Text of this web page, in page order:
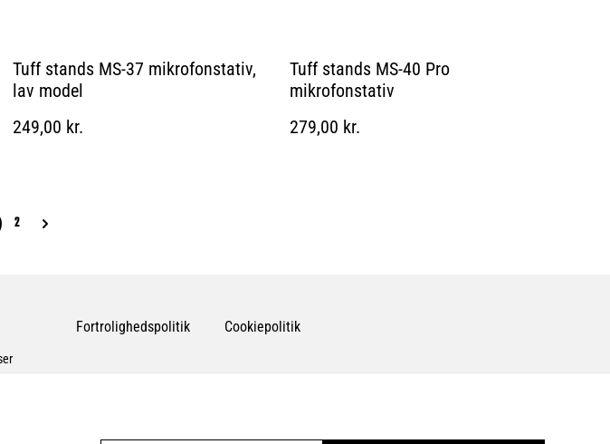
Tuff stands MS-37 mikrofonstativ,
lav model
249,00 kr.
Tuff stands MS-40 Pro
mikrofonstativ
279,00 kr.
2
Fortrolighedspolitik Cookiepolitik